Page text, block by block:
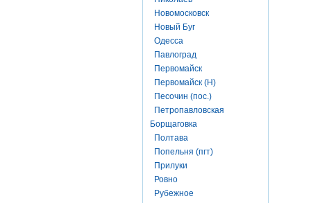
Новомосковск
Новый Буг
Одесса
Павлоград
Первомайск
Первомайск (Н)
Песочин (пос.)
Петропавловская
Борщаговка
Полтава
Попельня (пгт)
Прилуки
Ровно
Рубежное